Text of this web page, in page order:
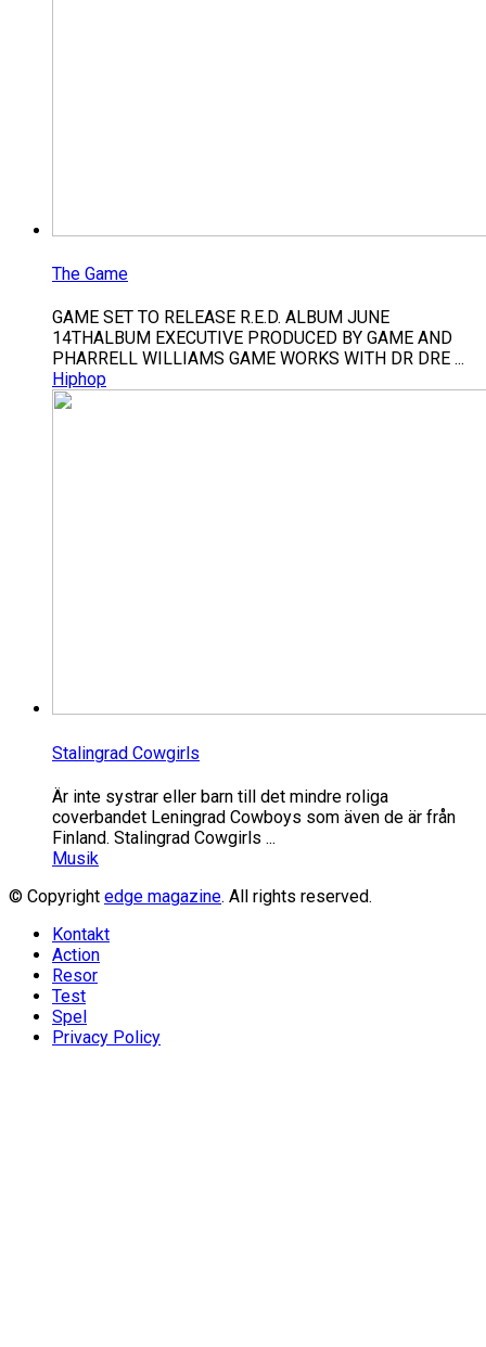
The Game
GAME SET TO RELEASE R.E.D. ALBUM JUNE
14THALBUM EXECUTIVE PRODUCED BY GAME AND
PHARRELL WILLIAMS GAME WORKS WITH DR DRE ...
Hiphop
Stalingrad Cowgirls
Är inte systrar eller barn till det mindre roliga
coverbandet Leningrad Cowboys som även de är från
Finland. Stalingrad Cowgirls ...
Musik
© Copyright edge magazine. All rights reserved.
Kontakt
Action
Resor
Test
Spel
Privacy Policy